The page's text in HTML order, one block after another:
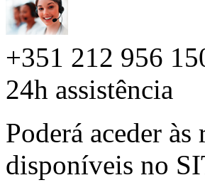
+351 212 956
24h assistência
Poderá aceder às
disponíveis no